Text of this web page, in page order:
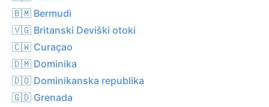
🇧🇲 Bermudi
🇻🇬 Britanski Deviški otoki
🇨🇼 Curaçao
🇩🇲 Dominika
🇩🇴 Dominikanska republika
🇬🇩 Grenada